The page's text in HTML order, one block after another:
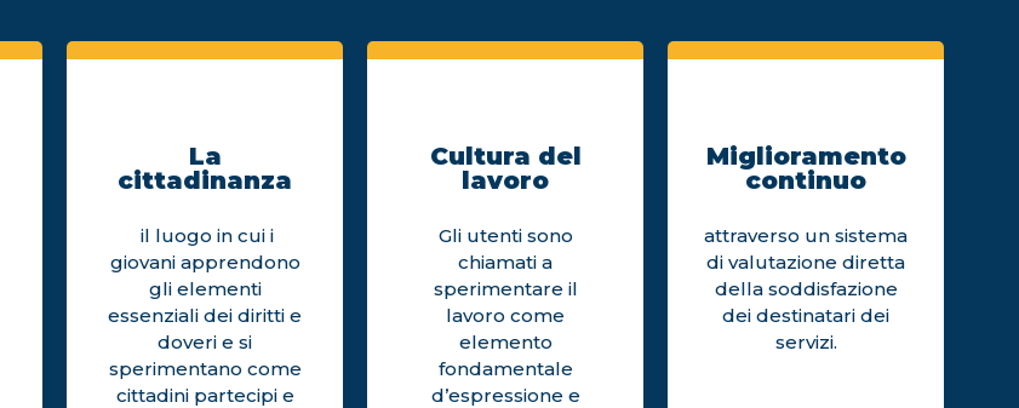
La
cittadinanza
il luogo in cui i
giovani apprendono
gli elementi
essenziali dei diritti e
doveri e si
sperimentano come
cittadini partecipi e
Cultura del
lavoro
Gli utenti sono
chiamati a
sperimentare il
lavoro come
elemento
fondamentale
d’espressione e
Miglioramento
continuo
attraverso un sistema
di valutazione diretta
della soddisfazione
dei destinatari dei
servizi.